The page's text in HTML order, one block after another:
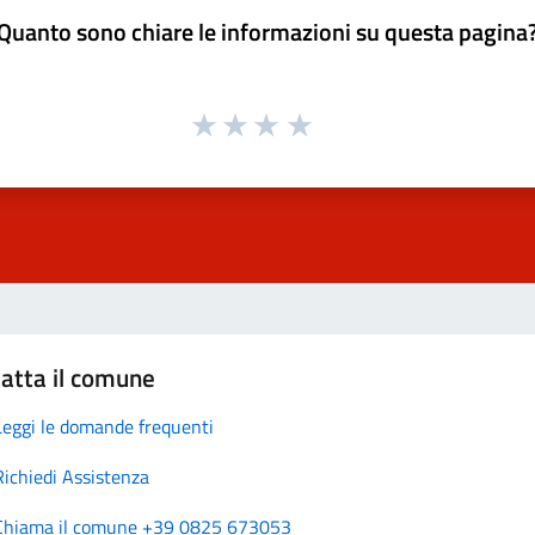
sono chiare le informazioni su questa
il comune
le domande frequenti
Assistenza
il comune +39 0825 673053